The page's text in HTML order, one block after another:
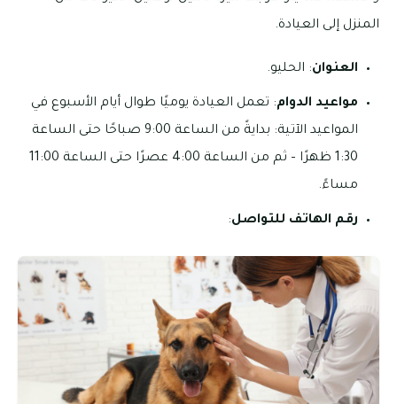
المنزل إلى العيادة.
العنوان: الحليو.
مواعيد الدوام: تعمل العيادة يوميًا طوال أيام الأسبوع في
المواعيد الآتية: بدايةً من الساعة 9:00 صباحًا حتى الساعة
1:30 ظهرًا – ثم من الساعة 4:00 عصرًا حتى الساعة 11:00
مساءً.
رقم الهاتف للتواصل: